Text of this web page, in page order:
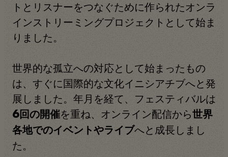
トとリスナーをつなぐために作られたオンラ
インストリーミングプロジェクトとして始ま
りました。
世界的な孤立への対応として始まったもの
は、すぐに国際的な文化イニシアチブへと発
展しました。年月を経て、フェスティバルは
6回の開催を重ね、オンライン配信から世界
各地でのイベントやライブへと成長しまし
た。